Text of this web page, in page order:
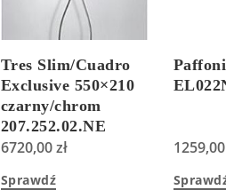
Tres Slim/Cuadro
Exclusive 550×210
czarny/chrom
207.252.02.NE
6720,00zł
Sprawdź
1259,00